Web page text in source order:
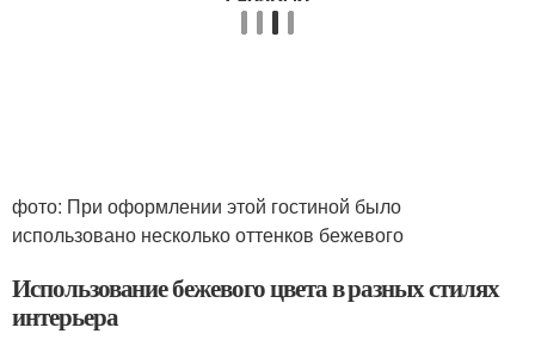
фото: При оформлении этой гостиной было
использовано несколько оттенков бежевого
Использование бежевого цвета в разных стилях
интерьера